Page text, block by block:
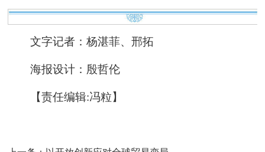
文字记者：杨湛菲、邢拓
海报设计：殷哲伦
【责任编辑:冯粒】